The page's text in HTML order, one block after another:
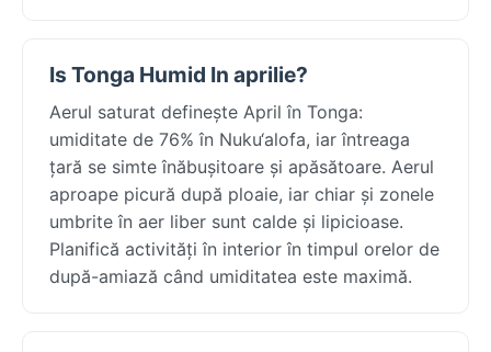
Is Tonga Humid In aprilie?
Aerul saturat definește April în Tonga:
umiditate de 76% în Nuku‘alofa, iar întreaga
țară se simte înăbușitoare și apăsătoare. Aerul
aproape picură după ploaie, iar chiar și zonele
umbrite în aer liber sunt calde și lipicioase.
Planifică activități în interior în timpul orelor de
după-amiază când umiditatea este maximă.